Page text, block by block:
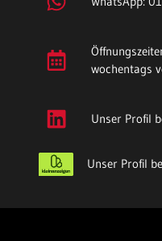
wochentags
Unser Profil
Unser Profil